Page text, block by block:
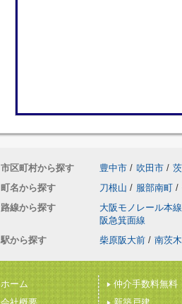
市区町村から探す 豊中市 / 吹田市 /
町名から探す
刀根山 / 服部南町 /
路線から探す
大阪モノレール本線
阪急箕面線
駅から探す
柴原阪大前 / 南茨木
ホーム
仲介手数料無料